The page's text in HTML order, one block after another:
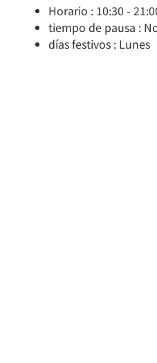
Horario : 10:30 -
tiempo de pausa :
días festivos : Lunes